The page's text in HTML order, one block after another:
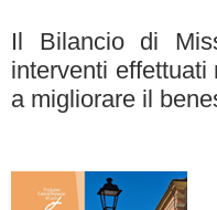
Il Bilancio di
interventi
a migliorare il